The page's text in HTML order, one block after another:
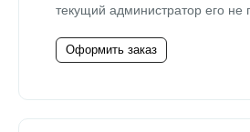
текущий администратор его не
Оформить заказ